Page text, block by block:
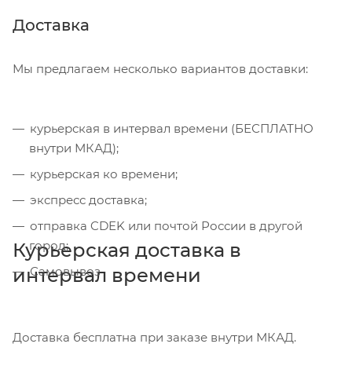
Доставка
Мы предлагаем несколько вариантов доставки:
курьерская в интервал времени (БЕСПЛАТНО
внутри МКАД);
курьерская ко времени;
экспресс доставка;
отправка CDEK или почтой России в другой
город;
Самовывоз
Курьерская доставка в
интервал времени
Доставка бесплатна при заказе внутри МКАД.